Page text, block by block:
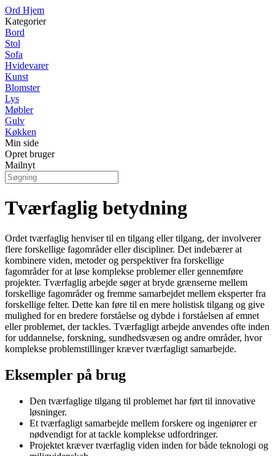
Ord Hjem
Kategorier
Bord
Stol
Sofa
Hvidevarer
Kunst
Blomster
Lys
Møbler
Gulv
Køkken
Min side
Opret bruger
Mailnyt
Tværfaglig betydning
Ordet tværfaglig henviser til en tilgang eller tilgang, der involverer
flere forskellige fagområder eller discipliner. Det indebærer at
kombinere viden, metoder og perspektiver fra forskellige
fagområder for at løse komplekse problemer eller gennemføre
projekter. Tværfaglig arbejde søger at bryde grænserne mellem
forskellige fagområder og fremme samarbejdet mellem eksperter fra
forskellige felter. Dette kan føre til en mere holistisk tilgang og give
mulighed for en bredere forståelse og dybde i forståelsen af emnet
eller problemet, der tackles. Tværfagligt arbejde anvendes ofte inden
for uddannelse, forskning, sundhedsvæsen og andre områder, hvor
komplekse problemstillinger kræver tværfagligt samarbejde.
Eksempler på brug
Den tværfaglige tilgang til problemet har ført til innovative
løsninger.
Et tværfagligt samarbejde mellem forskere og ingeniører er
nødvendigt for at tackle komplekse udfordringer.
Projektet kræver tværfaglig viden inden for både teknologi og